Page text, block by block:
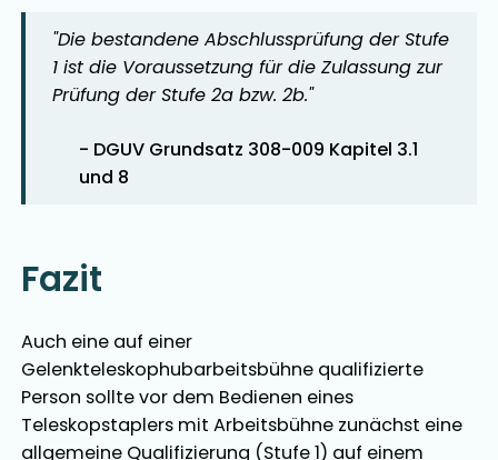
"Die bestandene Abschlussprüfung der Stufe
1 ist die Voraussetzung für die Zulassung zur
Prüfung der Stufe 2a bzw. 2b."
- DGUV Grundsatz 308-009 Kapitel 3.1
und 8
Fazit
Auch eine auf einer
Gelenkteleskophubarbeitsbühne qualifizierte
Person sollte vor dem Bedienen eines
Teleskopstaplers mit Arbeitsbühne zunächst eine
allgemeine Qualifizierung (Stufe 1) auf einem